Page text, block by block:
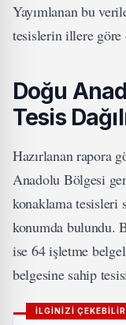
Yayımlanan bu
tesislerin illere göre
Doğu
Tesis
Hazırlanan rapora
Anadolu Bölgesi
konaklama tesisleri
konumda bulundu.
ise 64 işletme
belgesine sahip
İLGİNİZİ ÇEKEBİLİR